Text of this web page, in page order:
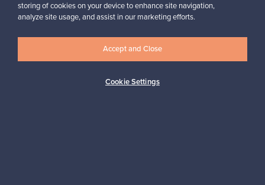
Aitoa designia Turvalliset maksut
storing of cookies on your device to enhance site navigation,
analyze site usage, and assist in our marketing efforts.
Cookie Settings
Accept and Close